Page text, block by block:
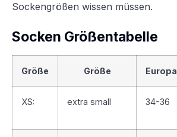
Sockengrößen wissen müssen.
Socken Größentabelle
Größe Größe Europa
XS: extra small 34-36